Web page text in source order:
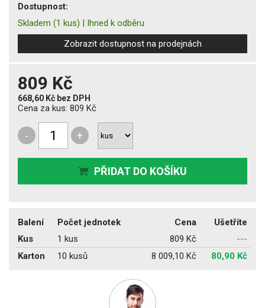
Dostupnost:
Skladem (1 kus) | Ihned k odběru
Zobrazit dostupnost na prodejnách
809 Kč
668,60 Kč bez DPH
Cena za kus: 809 Kč
- +
PŘIDAT DO KOŠÍKU
Balení Počet jednotek Cena
Ušetříte
Kus
1 kus 809 Kč
---
Karton
10 kusů 8 009,10 Kč 80,90 Kč